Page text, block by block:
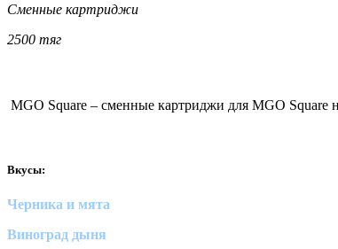
Сменные картриджи
2500 тяг
MGO Square – сменные картриджи для MGO
Вкусы:
Черника и мята
Виноград дыня